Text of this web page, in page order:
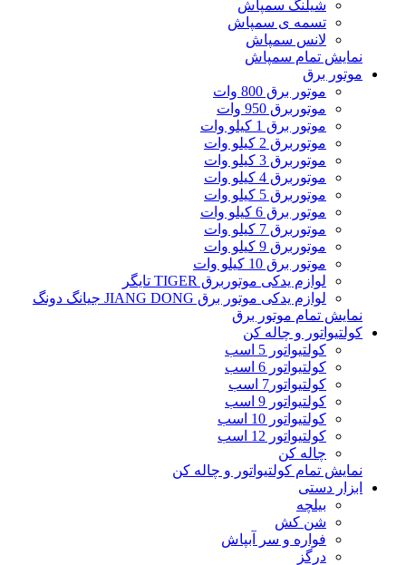
شیلنگ سمپاش
تسمه ی سمپاش
لانس سمپاش
نمایش تمام سمپاش
موتور برق
موتور برق 800 وات
موتوربرق 950 وات
موتور برق 1 کیلو وات
موتوربرق 2 کیلو وات
موتوربرق 3 کیلو وات
موتوربرق 4 کیلو وات
موتوربرق 5 کیلو وات
موتور برق 6 کیلو وات
موتوربرق 7 کیلو وات
موتوربرق 9 کیلو وات
موتور برق 10 کیلو وات
لوازم یدکی موتوربرق TIGER تایگر
لوازم یدکی موتور برق JIANG DONG جیانگ دونگ
نمایش تمام موتور برق
کولتیواتور و چاله کن
کولتیواتور 5 اسب
کولتیواتور 6 اسب
کولتیواتور7 اسب
کولتیواتور 9 اسب
کولتیواتور 10 اسب
کولتیواتور 12 اسب
چاله کن
نمایش تمام کولتیواتور و چاله کن
ابزار دستی
بیلچه
شن کش
فواره و سر آبپاش
درگز